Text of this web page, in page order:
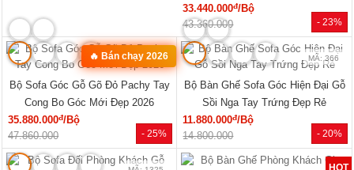
- 46%
Tủ Quần Áo Tự Nhiên Vân Sồi Đa
Cánh Kèm Cụm Ngăn Kéo Giá Rẻ
9.180.000đ/Cái
17.000.000
- 28%
Tủ Quần Áo Hiện Đại Gỗ Công
Nghiệp Màu Nâu Đẹp Giá Rẻ...
7.020.000đ/Cái
9.800.000
HOT